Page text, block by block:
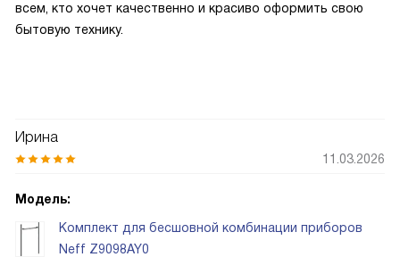
всем, кто хочет качественно и красиво оформить свою
бытовую технику.
Ирина
11.03.2026
Модель:
Комплект для бесшовной комбинации приборов
Neff Z9098AY0